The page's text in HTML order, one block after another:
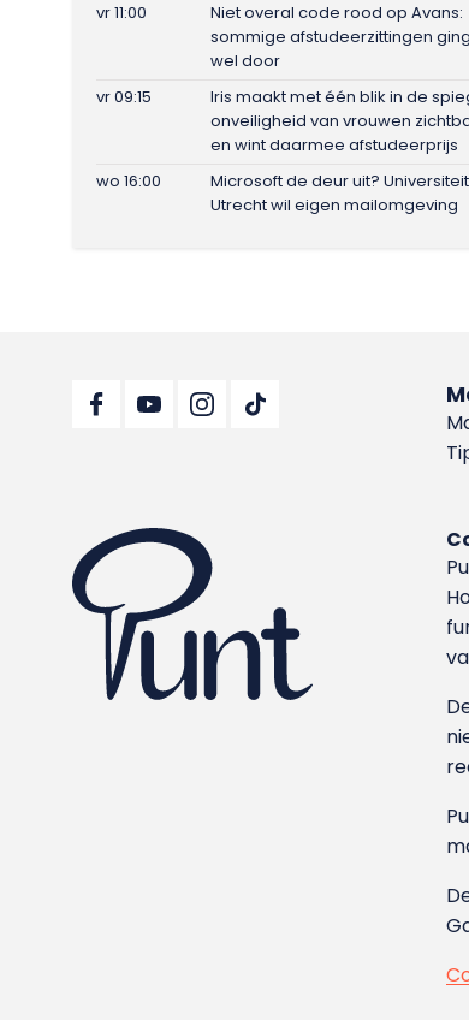
vr 11:00
Niet overal code rood op Avans:
sommige afstudeerzittingen
wel door
vr 09:15
Iris maakt met één blik in de
onveiligheid van vrouwen
en wint daarmee afstudeerprijs
wo 16:00
Microsoft de deur uit? Universiteit
Utrecht wil eigen mailomgeving